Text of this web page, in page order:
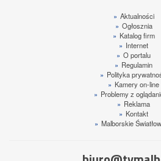
» Aktualności
» Ogłosznia
» Katalog firm
» Internet
» O portalu
» Regulamin
» Polityka
» Kamery on-line
» Problemy z
» Reklama
» Kontakt
» Malborskie